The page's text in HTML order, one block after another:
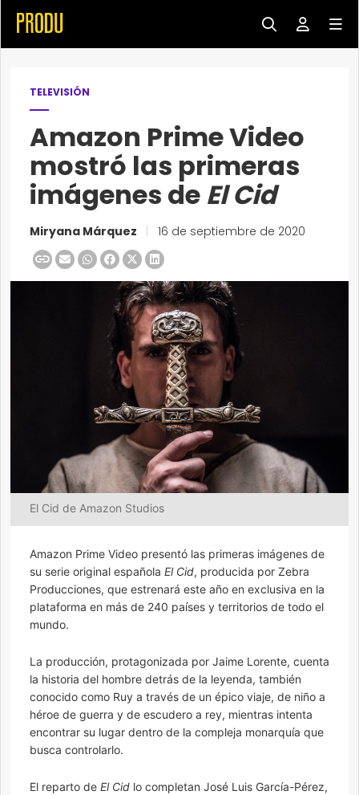
TELEVISIÓN
Amazon Prime Video
mostró las primeras
imágenes de El Cid
Miryana Márquez 16 de septiembre de 2020
El Cid de Amazon Studios
Amazon Prime Video presentó las primeras imágenes de
su serie original española El Cid, producida por Zebra
Producciones, que estrenará este año en exclusiva en la
plataforma en más de 240 países y territorios de todo el
mundo.
La producción, protagonizada por Jaime Lorente, cuenta
la historia del hombre detrás de la leyenda, también
conocido como Ruy a través de un épico viaje, de niño a
héroe de guerra y de escudero a rey, mientras intenta
encontrar su lugar dentro de la compleja monarquía que
busca controlarlo.
El reparto de El Cid lo completan José Luis García-Pérez,